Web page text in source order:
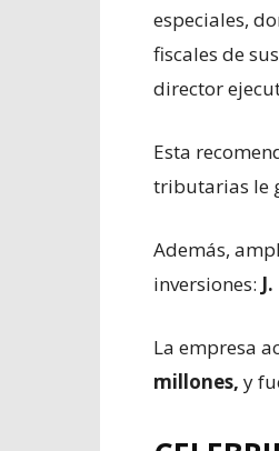
especiales,
fiscales de
director
Esta
tributarias le
Además,
inversiones:
La empresa
millones, y